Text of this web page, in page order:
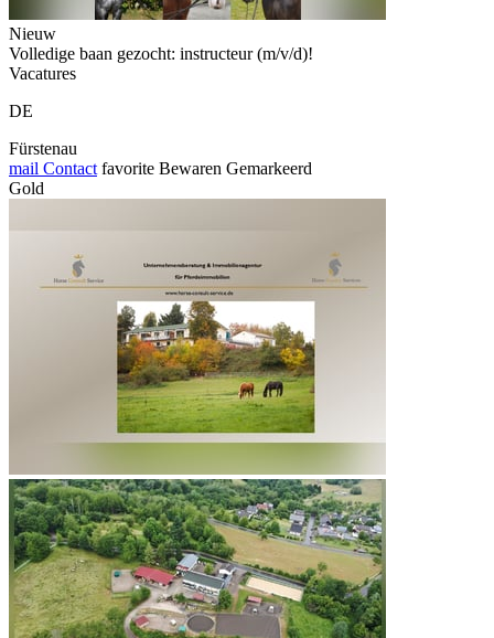
Nieuw
Volledige baan gezocht: instructeur (m/v/d)!
Vacatures
DE
Fürstenau
mail Contact favorite Bewaren Gemarkeerd
Gold